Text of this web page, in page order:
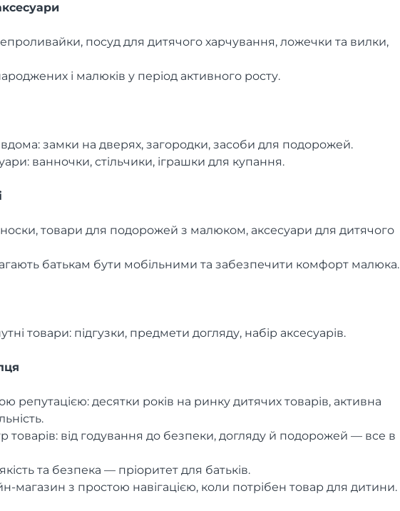
посуд для дитячого харчування, ложечки та вилки,
і малюків у період активного росту.
замки на дверях, загородки, засоби для подорожей.
ванночки, стільчики, іграшки для купання.
товари для подорожей з малюком, аксесуари для дитячого
батькам бути мобільними та забезпечити комфорт малюка.
товари: підгузки, предмети догляду, набір аксесуарів.
репутацією: десятки років на ринку дитячих товарів, активна
товарів: від годування до безпеки, догляду й подорожей — все в
та безпека — пріоритет для батьків.
магазин з простою навігацією, коли потрібен товар для дитини.